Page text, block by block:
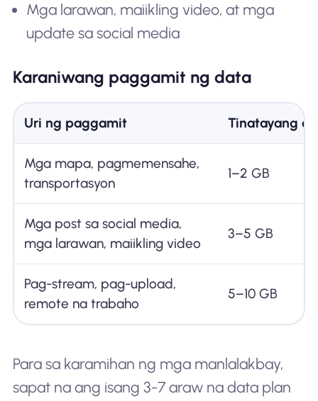
Mga larawan, maiikling video, at mga
update sa social media
Karaniwang paggamit ng data
Uri ng paggamit Tinatayang
Mga mapa, pagmemensahe,
transportasyon
1–2 GB
Mga post sa social media,
mga larawan, maiikling video
3–5 GB
Pag-stream, pag-upload,
remote na trabaho
5–10 GB
Para sa karamihan ng mga manlalakbay,
sapat na ang isang 3-7 araw na data plan